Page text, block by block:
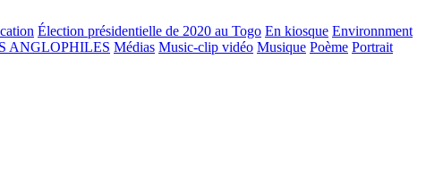
Élection présidentielle de 2020 au Togo En kiosque Environnment
ANGLOPHILES Médias Music-clip vidéo Musique Poème Portrait